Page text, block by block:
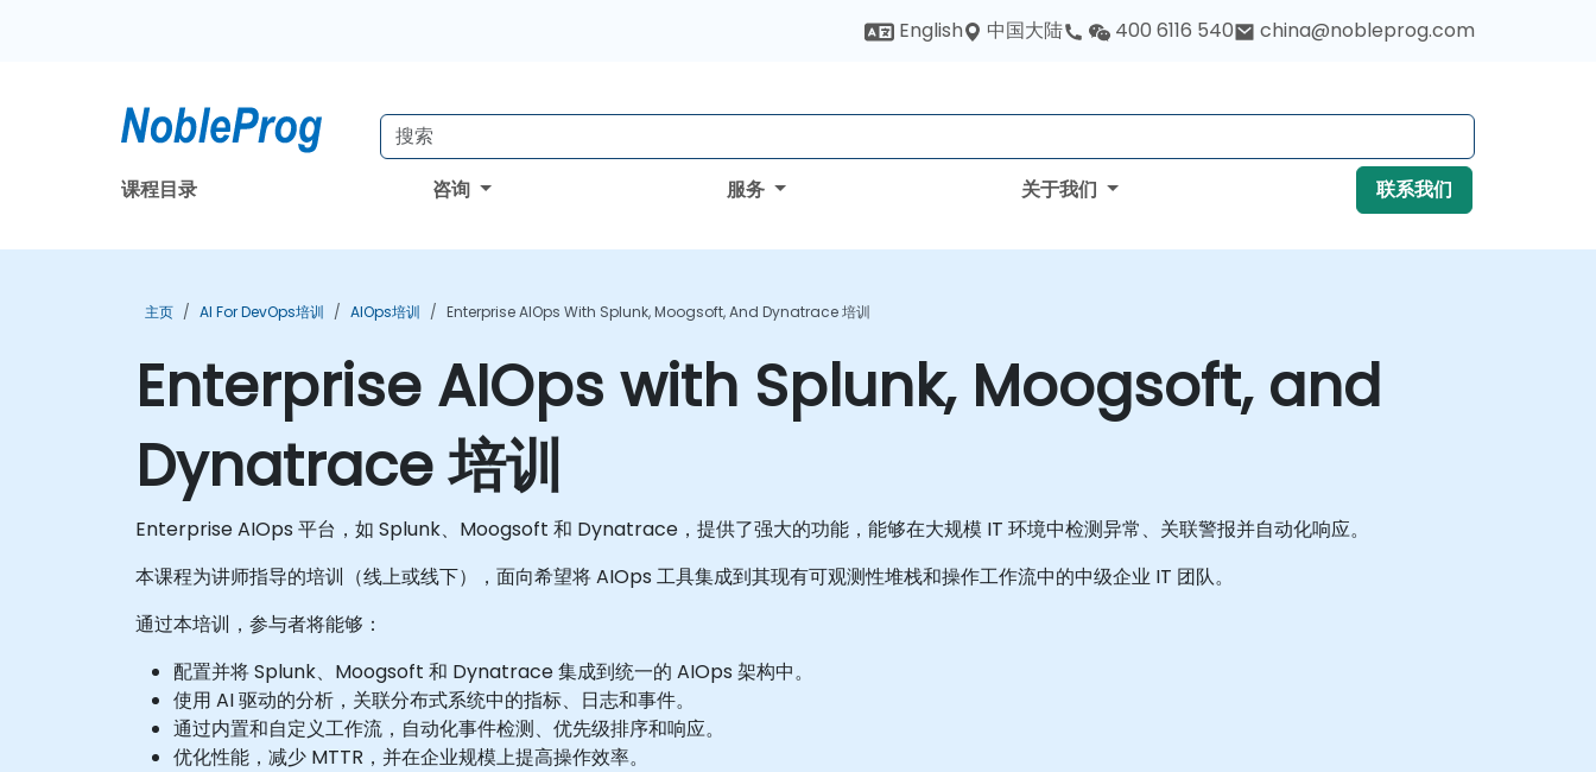
English 中国大陆 400 6116 540 china@nobleprog.com
课程目录 咨询 服务 关于我们 联系我们
主页 AI For DevOps培训 AIOps培训 Enterprise AIOps With Splunk, Moogsoft, And Dynatrace 培训
Enterprise AIOps with Splunk, Moogsoft, and
Dynatrace 培训
Enterprise AIOps 平台，如 Splunk、Moogsoft 和 Dynatrace，提供了强大的功能，能够在大规模 IT 环境中检测异常、关联警报并自动化响应。
本课程为讲师指导的培训（线上或线下），面向希望将 AIOps 工具集成到其现有可观测性堆栈和操作工作流中的中级企业 IT 团队。
通过本培训，参与者将能够：
配置并将 Splunk、Moogsoft 和 Dynatrace 集成到统一的 AIOps 架构中。
使用 AI 驱动的分析，关联分布式系统中的指标、日志和事件。
通过内置和自定义工作流，自动化事件检测、优先级排序和响应。
优化性能，减少 MTTR，并在企业规模上提高操作效率。